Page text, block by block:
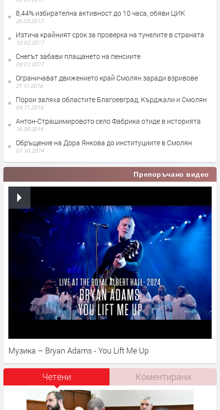
8,44% избирателна активност до 10 часа, обяви ЦИК
26.03.2017
Изтича крайният срок за проверка на тунелите в страната
10.02.2017
Снегът забави плащането на пенсиите
09.01.2017
Ограничават движението край Смолян заради взривове
27.11.2016
Порои заляха областите Благоевград, Кърджали и Смолян
09.11.2016
Антон-Страшимировото село Фабрика отиде в историята
16.08.2016
Обръщение на Дора Янкова до институциите в Смолян
01.10.2014
Препоръчано видео
Музика – Bryan Adams - You Lift Me Up
Четени Коментирани